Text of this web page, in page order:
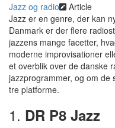
Jazz og radio
Article
Jazz er en genre, der kan
Danmark er der flere
jazzens mange facetter,
moderne improvisationer
et overblik over de danske
jazzprogrammer, og om de
tre platforme.
1. DR P8 Jazz